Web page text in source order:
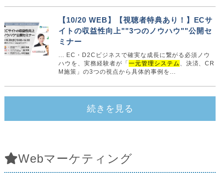
【10/20 WEB】【視聴者特典あり！】ECサ
イトの収益性向上""3つのノウハウ""公開セ
ミナー
... EC・D2Cビジネスで確実な成長に繋がる必須ノウ
ハウを、実務経験者が「一元管理システム
、決済、CR
M施策」の3つの視点から具体的事例を...
続きを見る
Webマーケティング